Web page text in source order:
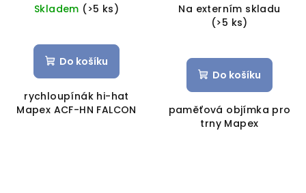
Skladem (>5 ks)
Do košíku
rychloupínák hi-hat
Mapex ACF-HN FALCON
Na externím skladu
(>5 ks)
Do košíku
paměťová objímka pro
trny Mapex